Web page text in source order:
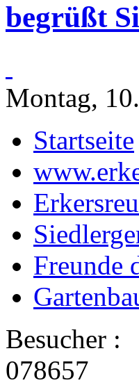
begrüßt
Montag,
Startseite
Freunde
Besucher :
078657